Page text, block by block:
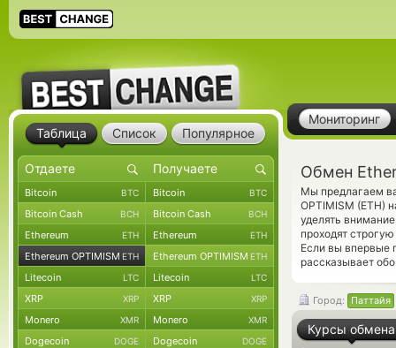
Мониторинг
Обмен
Мы предлагаем
OPTIMISM (ETH)
уделять
проходят
Если вы впервые
рассказывает
Город: Паттайя
Курсы обмена
Таблица Список Популярное
Bitcoin BTC Bitcoin BTC
Bitcoin Cash BCH Bitcoin Cash BCH
Ethereum ETH Ethereum ETH
Ethereum OPTIMISM ETH Ethereum OPTIMISM ETH
Litecoin LTC Litecoin LTC
XRP XRP XRP XRP
Monero XMR Monero XMR
Dogecoin DOGE Dogecoin DOGE